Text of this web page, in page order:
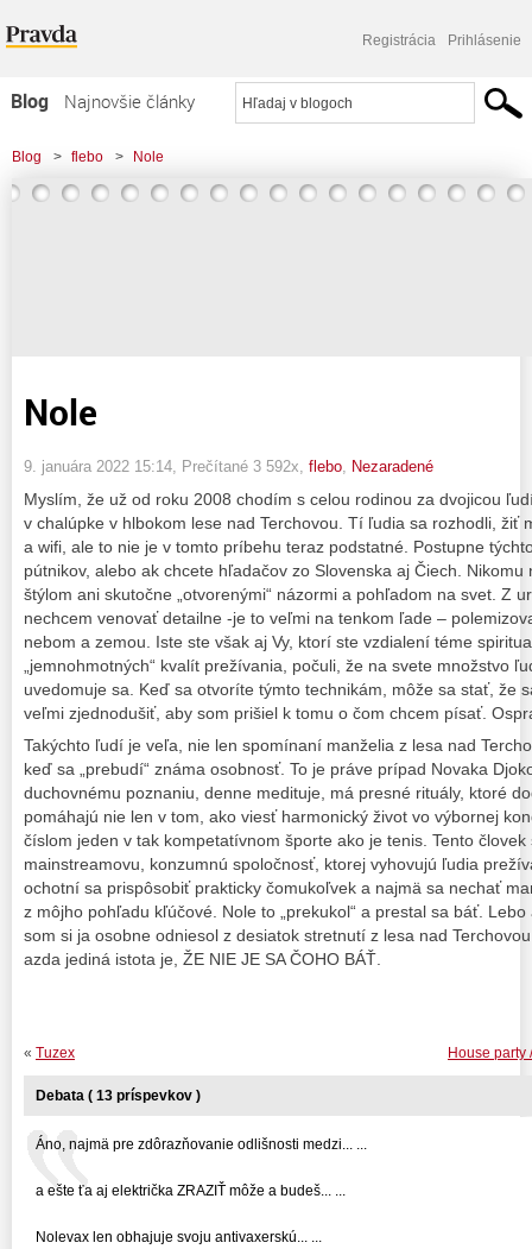
Registrácia Prihlásenie
Blog
Najnovšie články
Najčítanejšie články
Najkomentovanejšie články
Blog > flebo > Nole
Nole
9. januára 2022 15:14 , Prečítané 3 592x, flebo Nezaradené
Myslím, že už od roku 2008 chodím s celou rodinou za dvojicou
v chalúpke v hlbokom lese nad Terchovou. Tí ľudia sa rozhodli, žiť
a wifi, ale to nie je v tomto príbehu teraz podstatné. Postupne
pútnikov, alebo ak chcete hľadačov zo Slovenska aj Čiech. Nikomu
štýlom ani skutočne „otvorenými“ názormi a pohľadom na svet. Z
nechcem venovať detailne -je to veľmi na tenkom ľade –
nebom a zemou. Iste ste však aj Vy, ktorí ste vzdialení téme
„jemnohmotných“ kvalít prežívania, počuli, že na svete množstvo
uvedomuje sa. Keď sa otvoríte týmto technikám, môže sa stať, že
veľmi zjednodušiť, aby som prišiel k tomu o čom chcem písať.
Takýchto ľudí je veľa, nie len spomínaní manželia z lesa nad
keď sa „prebudí“ známa osobnosť. To je práve prípad Novaka
duchovnému poznaniu, denne medituje, má presné rituály, ktoré
pomáhajú nie len v tom, ako viesť harmonický život vo výbornej
číslom jeden v tak kompetatívnom športe ako je tenis. Tento
mainstreamovu, konzumnú spoločnosť, ktorej vyhovujú ľudia
ochotní sa prispôsobiť prakticky čomukoľvek a najmä sa nechať
z môjho pohľadu kľúčové. Nole to „prekukol“ a prestal sa báť.
som si ja osobne odniesol z desiatok stretnutí z lesa nad
azda jediná istota je, ŽE NIE JE SA ČOHO BÁŤ.
House party
« Tuzex
Debata ( 13 príspevkov )
Áno, najmä pre zdôrazňovanie odlišnosti medzi... ...
a ešte ťa aj električka ZRAZIŤ môže a budeš... ...
Nolevax len obhajuje svoju antivaxerskú... ...